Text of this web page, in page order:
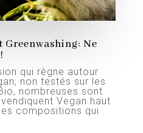
Greenwashing: Ne
qui règne autour
non testés sur les
nombreuses sont
Vegan haut
compositions qui